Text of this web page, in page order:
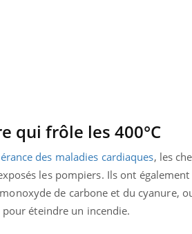
qui frôle les 400°C
des maladies cardiaques, les
les pompiers. Ils ont
de carbone et du cyanure,
éteindre un incendie.